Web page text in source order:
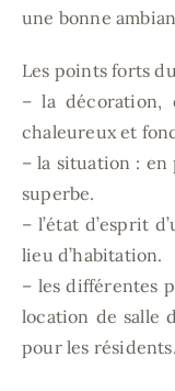
une bonne
Les points forts
– la décoration,
chaleureux et
– la situation : en
superbe.
– l’état d’esprit
lieu d’habitation.
– les différentes
location de salle
pour les résidents.